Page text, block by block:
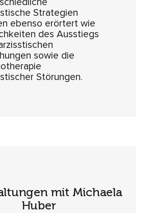
Strategien
ebenso erörtert wie
des Ausstiegs
sowie die
Störungen.
mit Michaela
Huber